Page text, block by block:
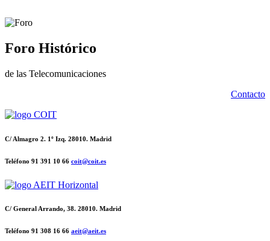
Foro Histórico
de las Telecomunicaciones
Contacto
C/ Almagro 2. 1º Izq. 28010. Madrid
Teléfono 91 391 10 66 coit@coit.es
C/ General Arrando, 38. 28010. Madrid
Teléfono 91 308 16 66 aeit@aeit.es